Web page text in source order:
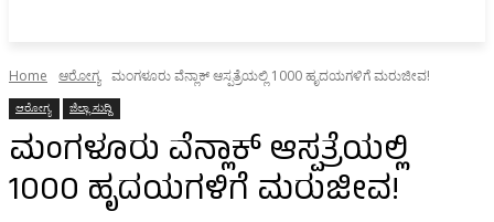
Home ಆರೋಗ್ಯ ಮಂಗಳೂರು ವೆನ್ಲಾಕ್ ಆಸ್ಪತ್ರೆಯಲ್ಲಿ 1000 ಹೃದಯಗಳಿಗೆ ಮರುಜೀವ!
ಆರೋಗ್ಯ ಜಿಲ್ಲಾ ಸುದ್ದಿ
ಮಂಗಳೂರು ವೆನ್ಲಾಕ್ ಆಸ್ಪತ್ರೆಯಲ್ಲಿ
1000 ಹೃದಯಗಳಿಗೆ ಮರುಜೀವ!